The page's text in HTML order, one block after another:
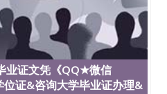
补充毕业证成绩单等相关
号，付定金； 4、预约递
本人一起去留服递交材
果书留服直接邮寄给客户
余款。 我们对海外大学及
的材料，尺寸大小，防伪
纹，钢印LOGO烫金烫
业证文凭《QQ★微信
证&咨询大学毕业证办理&